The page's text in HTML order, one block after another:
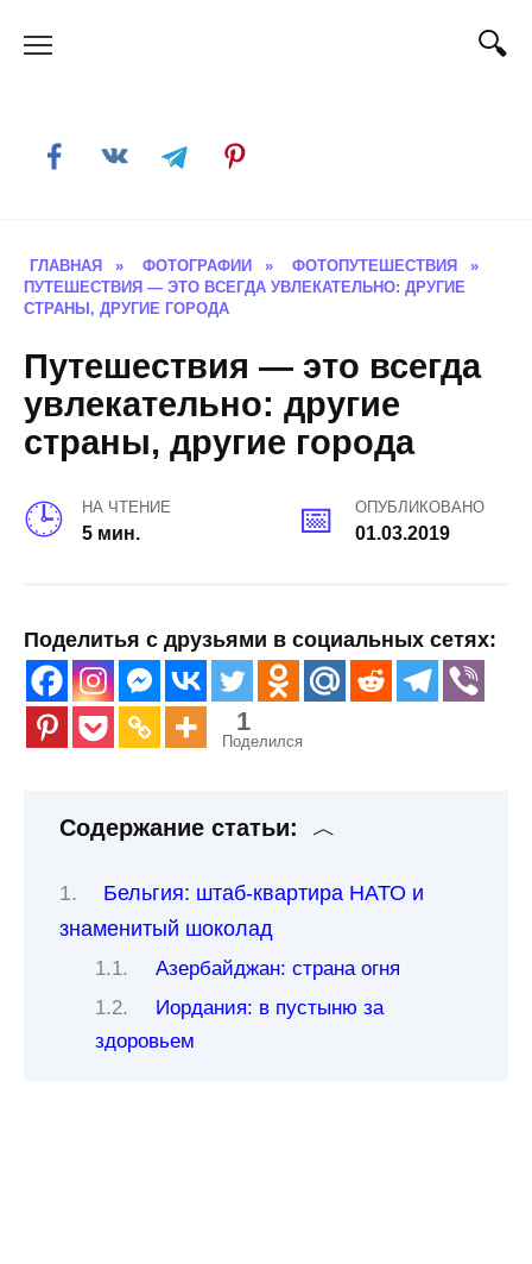
ГЛАВНАЯ » ФОТОГРАФИИ » ФОТОПУТЕШЕСТВИЯ
»
ПУТЕШЕСТВИЯ — ЭТО ВСЕГДА УВЛЕКАТЕЛЬНО: ДРУГИЕ
СТРАНЫ, ДРУГИЕ ГОРОДА
Путешествия — это всегда
увлекательно: другие
страны, другие города
НА ЧТЕНИЕ
5 мин.
ОПУБЛИКОВАНО
01.03.2019
Поделитья с друзьями в социальных сетях:
1
Поделился
Содержание статьи:
Бельгия: штаб-квартира НАТО и
знаменитый шоколад
Азербайджан: страна огня
Иордания: в пустыню за
здоровьем